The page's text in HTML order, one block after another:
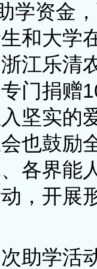
学资金
和大学
江乐清
门捐赠
坚实的
也鼓励
各界能
，开展
学活